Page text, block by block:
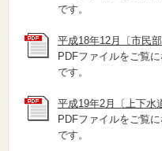
です。
平成18年12月〔市民部
PDFファイルをご覧に
です。
平成19年2月〔上下水
PDFファイルをご覧に
です。